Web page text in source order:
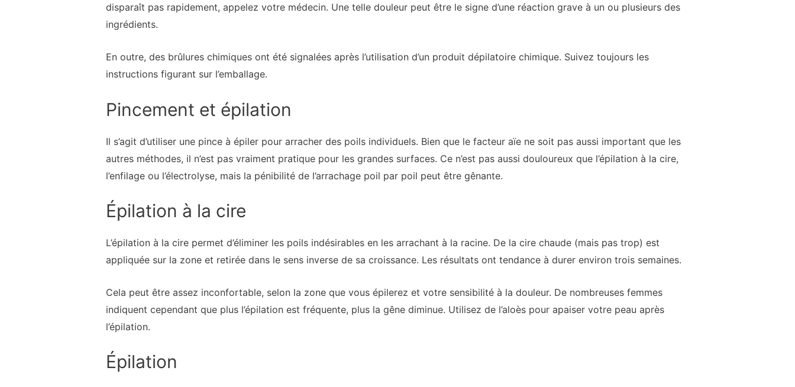
disparaît pas rapidement, appelez votre médecin. Une telle douleur peut être le signe d’une réaction grave à un ou plusieurs des
ingrédients.
En outre, des brûlures chimiques ont été signalées après l’utilisation d’un produit dépilatoire chimique. Suivez toujours les
instructions figurant sur l’emballage.
Pincement et épilation
Il s’agit d’utiliser une pince à épiler pour arracher des poils individuels. Bien que le facteur aïe ne soit pas aussi important que les
autres méthodes, il n’est pas vraiment pratique pour les grandes surfaces. Ce n’est pas aussi douloureux que l’épilation à la cire,
l’enfilage ou l’électrolyse, mais la pénibilité de l’arrachage poil par poil peut être gênante.
Épilation à la cire
L’épilation à la cire permet d’éliminer les poils indésirables en les arrachant à la racine. De la cire chaude (mais pas trop) est
appliquée sur la zone et retirée dans le sens inverse de sa croissance. Les résultats ont tendance à durer environ trois semaines.
Cela peut être assez inconfortable, selon la zone que vous épilerez et votre sensibilité à la douleur. De nombreuses femmes
indiquent cependant que plus l’épilation est fréquente, plus la gêne diminue. Utilisez de l’aloès pour apaiser votre peau après
l’épilation.
Épilation